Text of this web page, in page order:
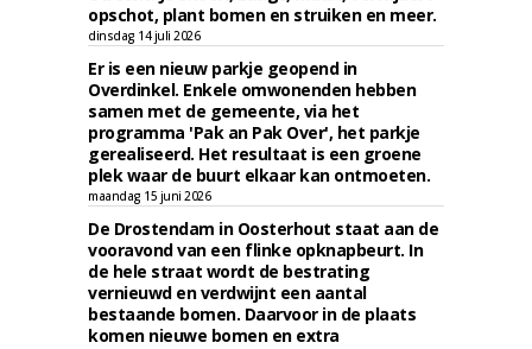
opschot, plant bomen en struiken en meer.
dinsdag 14 juli 2026
Er is een nieuw parkje geopend in
Overdinkel. Enkele omwonenden hebben
samen met de gemeente, via het
programma 'Pak an Pak Over', het parkje
gerealiseerd. Het resultaat is een groene
plek waar de buurt elkaar kan ontmoeten.
maandag 15 juni 2026
De Drostendam in Oosterhout staat aan de
vooravond van een flinke opknapbeurt. In
de hele straat wordt de bestrating
vernieuwd en verdwijnt een aantal
bestaande bomen. Daarvoor in de plaats
komen nieuwe bomen en extra